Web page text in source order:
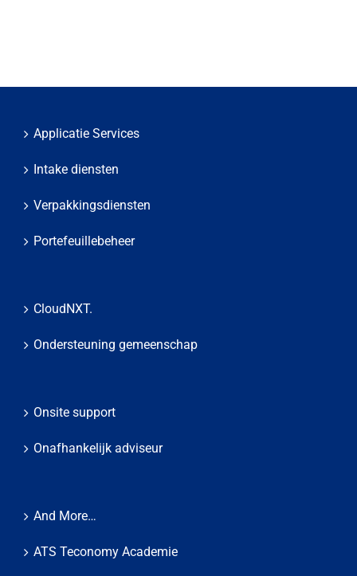
Applicatie Services
Intake diensten
Verpakkingsdiensten
Portefeuillebeheer
CloudNXT.
Ondersteuning gemeenschap
Onsite support
Onafhankelijk adviseur
And More…
ATS Teconomy Academie